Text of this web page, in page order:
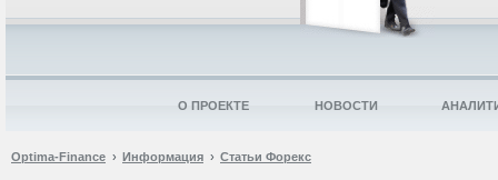
Optima-Finance Информация Статьи Форекс
О ПРОЕКТЕ НОВОСТИ